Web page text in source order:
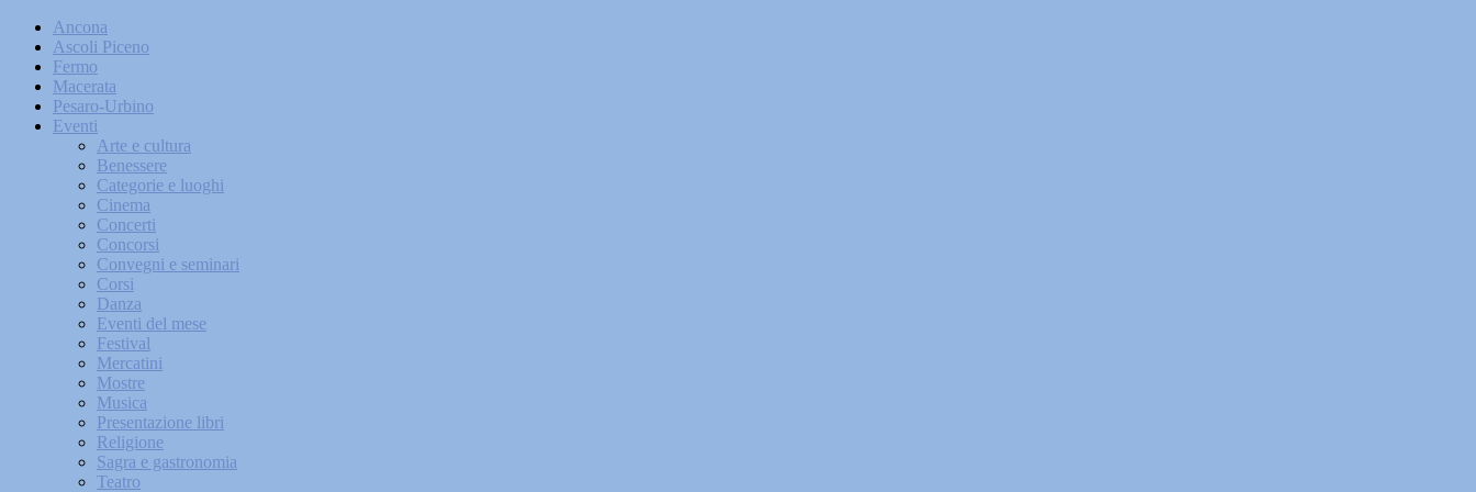
Ancona
Ascoli Piceno
Fermo
Macerata
Pesaro-Urbino
Eventi
Arte e cultura
Benessere
Categorie e luoghi
Cinema
Concerti
Concorsi
Convegni e seminari
Corsi
Danza
Eventi del mese
Festival
Mercatini
Mostre
Musica
Presentazione libri
Religione
Sagra e gastronomia
Teatro